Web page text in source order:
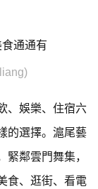
、娛樂、住宿六
的選擇。滬尾藝
鄰雲門舞集，
食、逛街、看電